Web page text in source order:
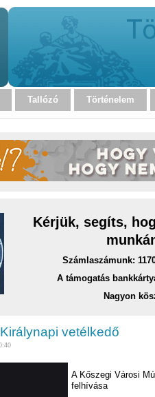
Tallózó Történelem
Kérjük, segíts,
Számlaszámunk:
A támogatás
Nagyon
vetélkedő
A Kőszegi Városi
felhívása